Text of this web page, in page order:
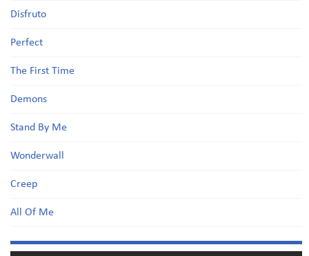
Disfruto
Perfect
The First Time
Demons
Stand By Me
Wonderwall
Creep
All Of Me